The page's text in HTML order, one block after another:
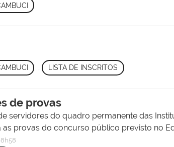
, LISTA DE INSCRITOS
de provas
servidores do quadro permanente das
provas do concurso público previsto no